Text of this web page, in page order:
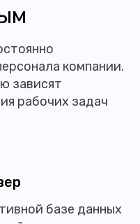
компании.
зависят
рабочих задач
базе данных